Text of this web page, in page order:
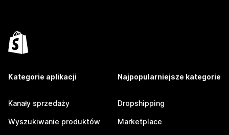
Kategorie aplikacji
Kanały sprzedaży
Wyszukiwanie produktów
Najpopularniejsze kategorie
Dropshipping
Marketplace